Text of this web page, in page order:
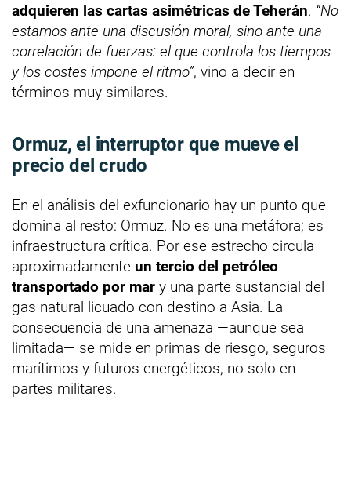
adquieren las cartas asimétricas de Teherán. “No
estamos ante una discusión moral, sino ante una
correlación de fuerzas: el que controla los tiempos
y los costes impone el ritmo”, vino a decir en
términos muy similares.
Ormuz, el interruptor que mueve el
precio del crudo
En el análisis del exfuncionario hay un punto que
domina al resto: Ormuz. No es una metáfora; es
infraestructura crítica. Por ese estrecho circula
aproximadamente un tercio del petróleo
transportado por mar y una parte sustancial del
gas natural licuado con destino a Asia. La
consecuencia de una amenaza —aunque sea
limitada— se mide en primas de riesgo, seguros
marítimos y futuros energéticos, no solo en
partes militares.